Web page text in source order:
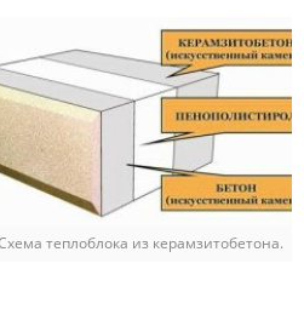
теплоблока из керамзитобетона.